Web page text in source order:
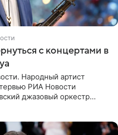
с концертами в
Народный артист
РИА Новости
джазовый оркестр